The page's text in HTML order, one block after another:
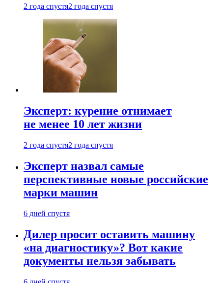
2 года спустя2 года спустя
Эксперт: курение отнимает
не менее 10 лет жизни
2 года спустя2 года спустя
Эксперт назвал самые
перспективные новые российские
марки машин
6 дней спустя
Дилер просит оставить машину
«на диагностику»? Вот какие
документы нельзя забывать